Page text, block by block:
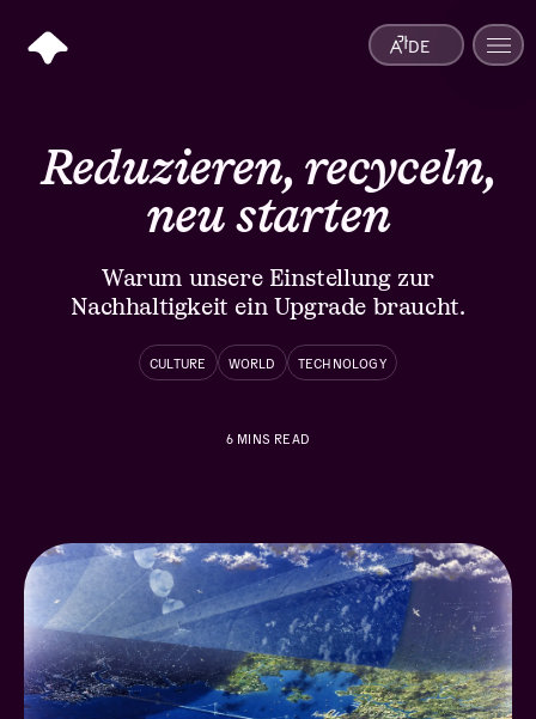
Reduzieren, recyceln,
neu starten
Warum unsere Einstellung zur
Nachhaltigkeit ein Upgrade braucht.
CULTURE WORLD TECHNOLOGY
6MINS READ
DE